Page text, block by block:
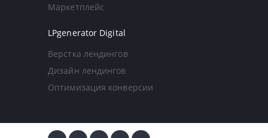
Маркетплейс
LPgenerator Digital
Верстка лендингов
Дизайн лендингов
Оптимизация конверсии